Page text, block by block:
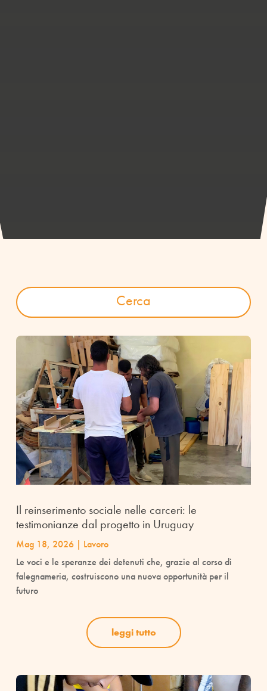
Il reinserimento sociale nelle carceri: le
testimonianze dal progetto in Uruguay
Mag 18, 2026| Lavoro
Le voci e le speranze dei detenuti che, grazie al corso di
falegnameria, costruiscono una nuova opportunità per il
futuro
leggi tutto